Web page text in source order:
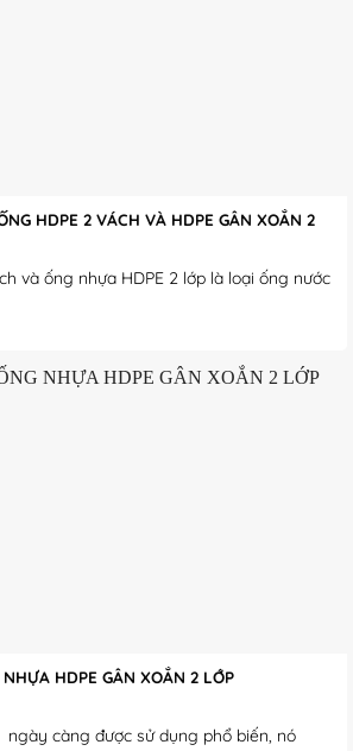
HDPE 2 VÁCH VÀ HDPE GÂN XOẮN 2
và ống nhựa HDPE 2 lớp là loại ống nước
HDPE GÂN XOẮN 2 LỚP
càng được sử dụng phổ biến, nó